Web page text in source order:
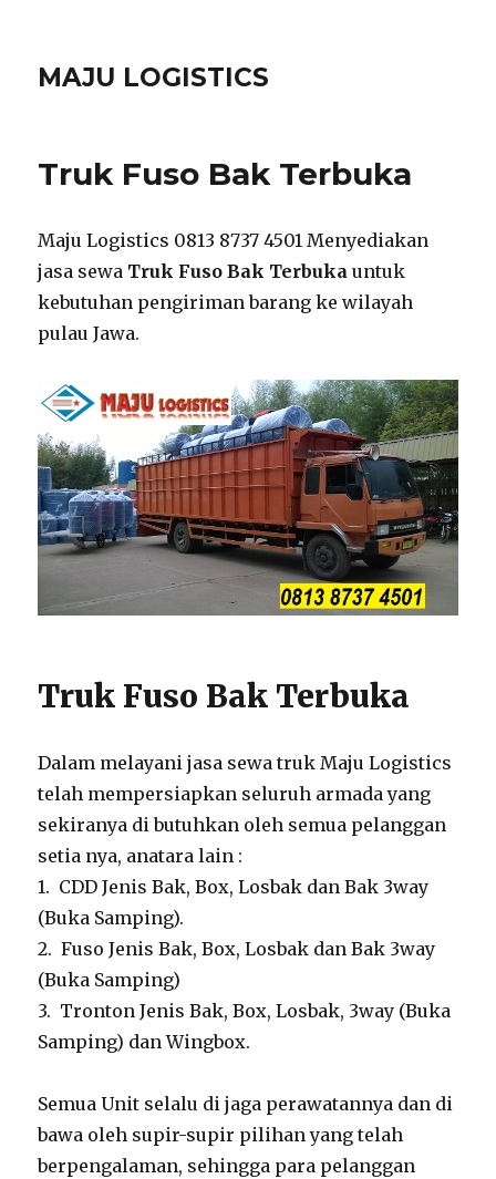
MAJU LOGISTICS
Truk Fuso Bak Terbuka
Maju Logistics 0813 8737 4501 Menyediakan
jasa sewa Truk Fuso Bak Terbukauntuk
kebutuhan pengiriman barang ke wilayah
pulau Jawa.
Truk Fuso Bak Terbuka
Dalam melayani jasa sewa truk Maju Logistics
telah mempersiapkan seluruh armada yang
sekiranya di butuhkan oleh semua pelanggan
setia nya, anatara lain :
1. CDD Jenis Bak, Box, Losbak dan Bak 3way
(Buka Samping).
2. Fuso Jenis Bak, Box, Losbak dan Bak 3way
(Buka Samping)
3. Tronton Jenis Bak, Box, Losbak, 3way (Buka
Samping) dan Wingbox.
Semua Unit selalu di jaga perawatannya dan di
bawa oleh supir-supir pilihan yang telah
berpengalaman, sehingga para pelanggan